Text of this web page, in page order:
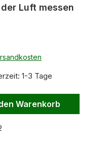
Luft messen
1-3 Tage
Warenkorb